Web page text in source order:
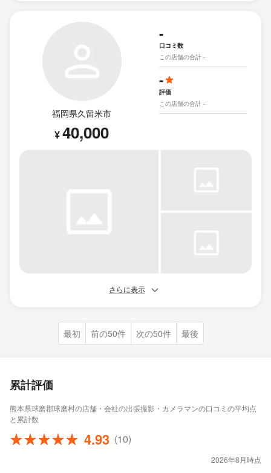
福岡県久留米市
¥40,000
-
口コミ数
この店舗の合計 -
-
評価
この店舗の合計 -
さらに表示
最初 前の50件 次の50件 最後
累計評価
熊本県球磨郡球磨村の店舗・会社の出張撮影・カメラマンの口コミの平均点
と累計数
4.93 (10)
2026年8月時点